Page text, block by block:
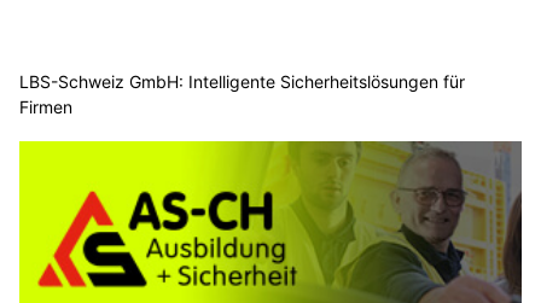
LBS-Schweiz GmbH: Intelligente Sicherheitslösungen für
Firmen